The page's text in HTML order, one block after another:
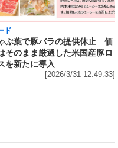
ド
ぶ葉で豚バラの提供休止 価
そのまま厳選した米国産豚ロ
を新たに導入
[2026/3/31 12:49:33]